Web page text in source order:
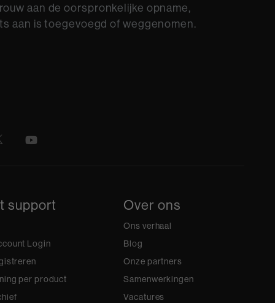
aan de oorspronkelijke opname,
aan is toegevoegd of weggenomen.
support
Login
per product
Over ons
Ons verhaal
Blog
Onze partners
Samenwerkingen
Vacatures